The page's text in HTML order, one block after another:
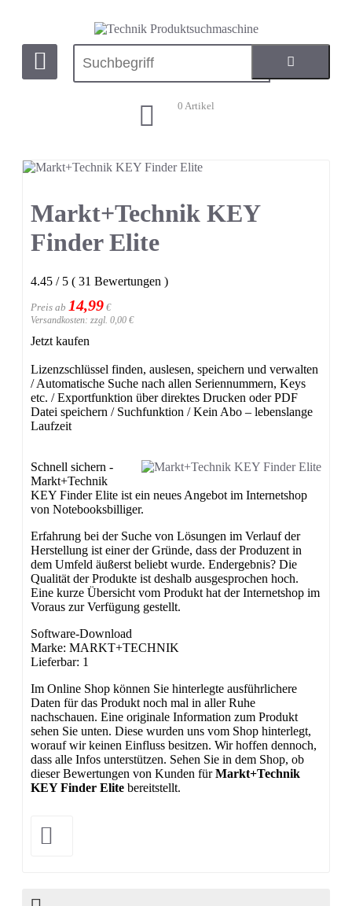
0 Artikel
Markt+Technik KEY
Finder Elite
4.45 / 5 ( 31 Bewertungen )
Preis ab 14,99 €
Versandkosten: zzgl. 0,00 €
Jetzt kaufen
Lizenzschlüssel finden, auslesen, speichern und verwalten
/ Automatische Suche nach allen Seriennummern, Keys
etc. / Exportfunktion über direktes Drucken oder PDF
Datei speichern / Suchfunktion / Kein Abo – lebenslange
Laufzeit
Schnell sichern -
Markt+Technik
KEY Finder Elite ist ein neues Angebot im Internetshop
von Notebooksbilliger.
Erfahrung bei der Suche von Lösungen im Verlauf der
Herstellung ist einer der Gründe, dass der Produzent in
dem Umfeld äußerst beliebt wurde. Endergebnis? Die
Qualität der Produkte ist deshalb ausgesprochen hoch.
Eine kurze Übersicht vom Produkt hat der Internetshop im
Voraus zur Verfügung gestellt.
Software-Download
Marke: MARKT+TECHNIK
Lieferbar: 1
Im Online Shop können Sie hinterlegte ausführlichere
Daten für das Produkt noch mal in aller Ruhe
nachschauen. Eine originale Information zum Produkt
sehen Sie unten. Diese wurden uns vom Shop hinterlegt,
worauf wir keinen Einfluss besitzen. Wir hoffen dennoch,
dass alle Infos unterstützen. Sehen Sie in dem Shop, ob
dieser Bewertungen von Kunden fürMarkt+Technik
KEY Finder Elite bereitstellt.